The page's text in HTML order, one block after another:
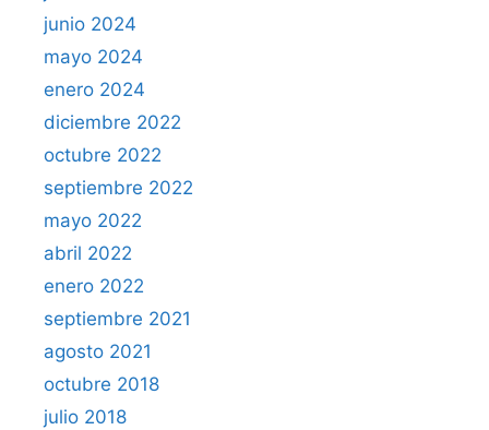
junio 2024
mayo 2024
enero 2024
diciembre 2022
octubre 2022
septiembre 2022
mayo 2022
abril 2022
enero 2022
septiembre 2021
agosto 2021
octubre 2018
julio 2018